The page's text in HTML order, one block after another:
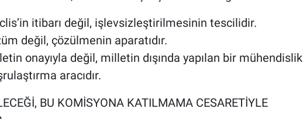
itibarı değil, işlevsizleştirilmesinin tescilidir.
değil, çözülmenin aparatıdır.
onayıyla değil, milletin dışında yapılan bir mühendislik
aracıdır.
BU KOMİSYONA KATILMAMA CESARETİYLE